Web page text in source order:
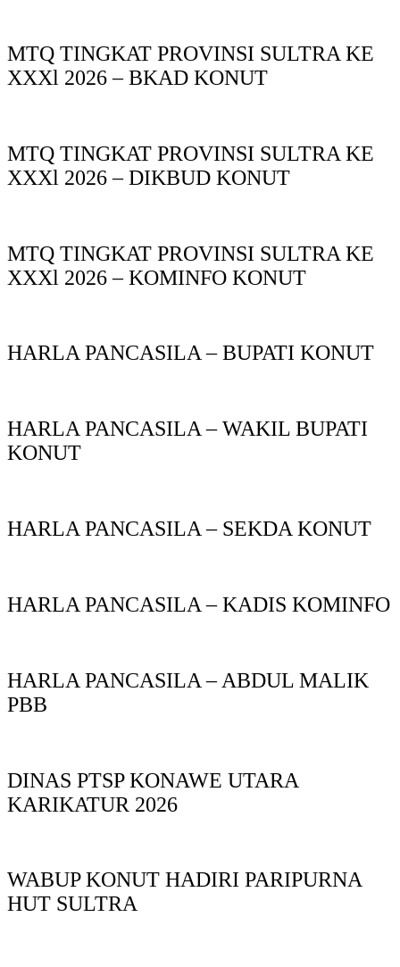
MTQ TINGKAT PROVINSI SULTRA KE
XXXl 2026 – BKAD KONUT
MTQ TINGKAT PROVINSI SULTRA KE
XXXl 2026 – DIKBUD KONUT
MTQ TINGKAT PROVINSI SULTRA KE
XXXl 2026 – KOMINFO KONUT
HARLA PANCASILA – BUPATI KONUT
HARLA PANCASILA – WAKIL BUPATI
KONUT
HARLA PANCASILA – SEKDA KONUT
HARLA PANCASILA – KADIS KOMINFO
HARLA PANCASILA – ABDUL MALIK
PBB
DINAS PTSP KONAWE UTARA
KARIKATUR 2026
WABUP KONUT HADIRI PARIPURNA
HUT SULTRA